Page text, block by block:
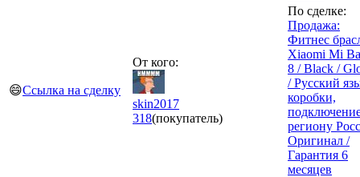
😄Ссылка на сделку
От кого:
skin2017
318(покупатель)
По сделке:
Продажа:
Фитнес
Xiaomi Mi
8 / Black /
/ Русский
коробки,
региону
Оригинал /
Гарантия 6
месяцев